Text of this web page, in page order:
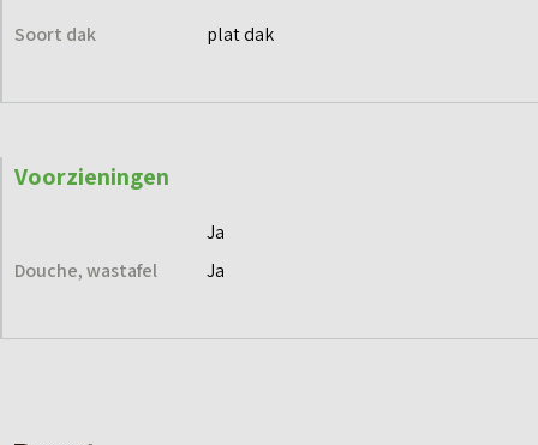
Soort dak plat dak
Voorzieningen
Ja
Douche, wastafel
Ja